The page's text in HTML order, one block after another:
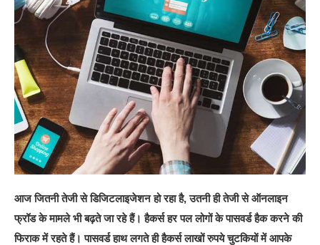
आज जितनी तेजी से डिजिटलाइजेशन हो रहा है, उतनी ही तेजी से ऑनलाइन
फ्रॉड के मामले भी बढ़ते जा रहे हैं। हैकर्स हर पल लोगों के पासवर्ड हैक करने की
फिराक में रहते हैं। पासवर्ड हाथ लगते ही हैकर्स लाखों रुपये चुटकियों में आपके